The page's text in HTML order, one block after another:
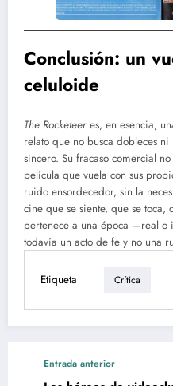
Conclusión: un
celuloide
The Rocketeer es, en esencia,
relato que no busca dobleces
sincero. Su fracaso comercial
película que vuela con sus
ruido ensordecedor, sin la
cine que se siente, que se
pertenece a una época —real
todavía un acto de fe y no una
Etiqueta Crítica
Entrada anterior